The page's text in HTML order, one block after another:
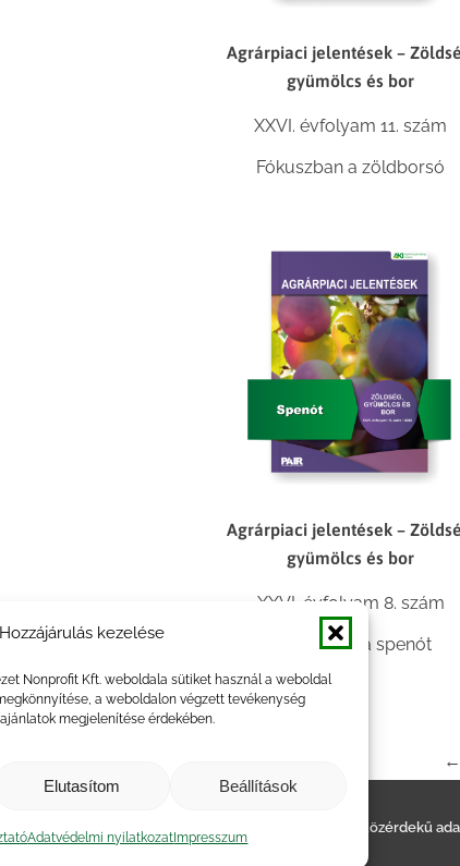
Hozzájárulás kezelése
Nonprofit Kft. weboldala sütiket használ a weboldal
a weboldalon végzett tevékenység
megjelenítése érdekében.
Elutasítom Beállítások
Adatvédelmi nyilatkozat Impresszum
Agrárpiaci jelentések –
gyümölcs és bor
XXVI. évfolyam 11. szám
Fókuszban a zöldborsó
Agrárpiaci jelentések –
gyümölcs és bor
XXVI. évfolyam 8. szám
Fókuszban a spenót
←
Impresszum Kapcsolat Közérdekű